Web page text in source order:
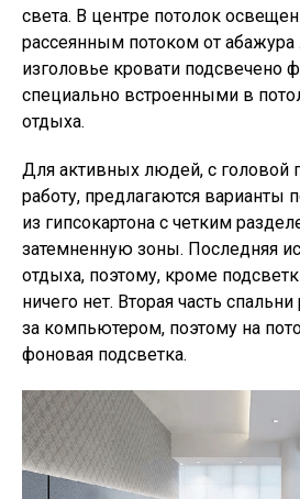
света. В центре потолок
рассеянным потоком от абажура
изголовье кровати подсвечено
специально встроенными в
отдыха.
Для активных людей, с головой
работу, предлагаются варианты
из гипсокартона с четким
затемненную зоны. Последняя
отдыха, поэтому, кроме
ничего нет. Вторая часть спальни
за компьютером, поэтому на
фоновая подсветка.